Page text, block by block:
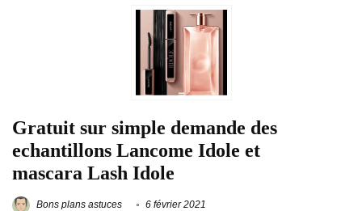
Gratuit sur simple demande des
echantillons Lancome Idole et
mascara Lash Idole
Bons plans astuces
6 février 2021